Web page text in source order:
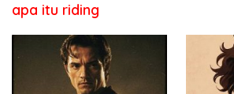
apa itu riding